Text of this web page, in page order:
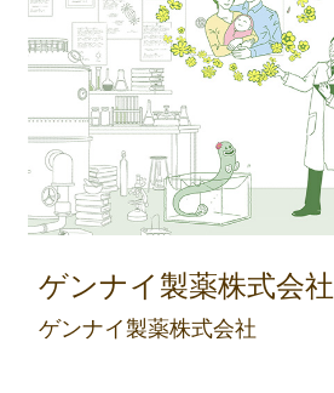
ゲンナイ製薬株式会社
ゲンナイ製薬株式会社